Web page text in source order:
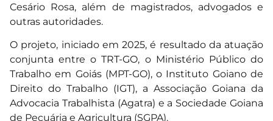
Cesário Rosa, além de magistrados, advogados e
outras autoridades.
O projeto, iniciado em 2025, é resultado da atuação
conjunta entre o TRT-GO, o Ministério Público do
Trabalho em Goiás (MPT-GO), o Instituto Goiano de
Direito do Trabalho (IGT), a Associação Goiana da
Advocacia Trabalhista (Agatra) e a Sociedade Goiana
de Pecuária e Agricultura (SGPA).